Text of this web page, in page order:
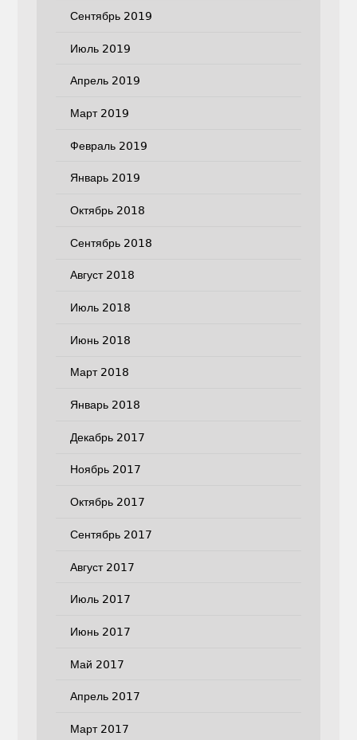
Сентябрь 2019
Июль 2019
Апрель 2019
Март 2019
Февраль 2019
Январь 2019
Октябрь 2018
Сентябрь 2018
Август 2018
Июль 2018
Июнь 2018
Март 2018
Январь 2018
Декабрь 2017
Ноябрь 2017
Октябрь 2017
Сентябрь 2017
Август 2017
Июль 2017
Июнь 2017
Май 2017
Апрель 2017
Март 2017